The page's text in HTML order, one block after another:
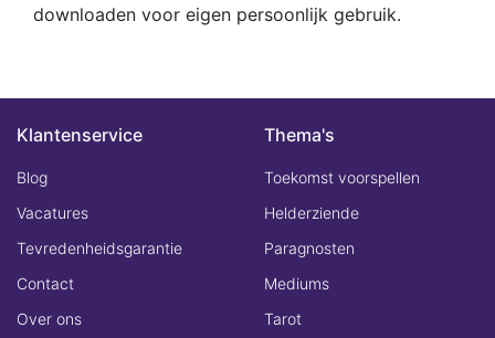
downloaden voor eigen persoonlijk gebruik.
Klantenservice
Blog
Vacatures
Tevredenheidsgarantie
Contact
Over ons
Thema's
Toekomst voorspellen
Helderziende
Paragnosten
Mediums
Tarot